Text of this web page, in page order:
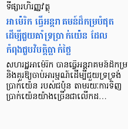
ទីផ្សារហិរញ្ញវត្ថុ
​អាម៉េរិក ធ្វើអន្តរាគមន៍ដ៏កម្របំផុត
ដើម្បីជួយគាំទ្រប្រាក់យ៉េន ដែល
កំពុងជួបវិបត្តិធ្លាក់ថ្លៃ
សហរដ្ឋអាម៉េរិក បានធ្វើអន្តរាគមន៍ដ៏កម្រ
និងគួរឱ្យចាប់អារម្មណ៍ដើម្បីជួយទ្រទ្រង់
ប្រាក់យ៉េន របស់ជប៉ុន តាមរយៈការទិញ
ប្រាក់យ៉េនយ៉ាង​ច្រើនជាលើកដ…